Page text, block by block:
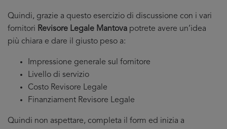
Quindi, grazie a questo esercizio di discussione con i vari
fornitori Revisore Legale Mantova potrete avere un’idea
più chiara e dare il giusto peso a:
Impressione generale sul fornitore
Livello di servizio
Costo Revisore Legale
Finanziament Revisore Legale
Quindi non aspettare, completa il form ed inizia a